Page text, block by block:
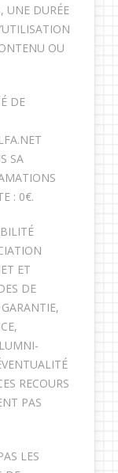
UNE DURÉE
OU
DE
SA
: 0€.
ET
DE
RECOURS
PAS
LES